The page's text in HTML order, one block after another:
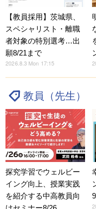
【教員採用】茨城県、
スペシャリスト・離職
者対象の特別選考…出
願8/21まで
2026.8.3 Mon 17:15
教員（先生）
探究学習でウェルビー
イング向上、授業実践
を紹介する中高教員向